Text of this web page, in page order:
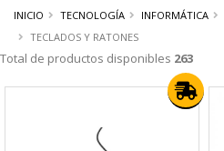
INICIO TECNOLOGÍA INFORMÁTICA
TECLADOS Y RATONES
Total de productos disponibles 263